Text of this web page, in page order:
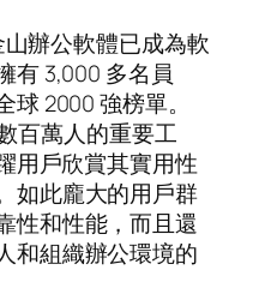
辦公軟體已成為軟
有 3,000 多名員
2000 強榜單。
百萬人的重要工
用戶欣賞其實用性
如此龐大的用戶群
性和性能，而且還
和組織辦公環境的